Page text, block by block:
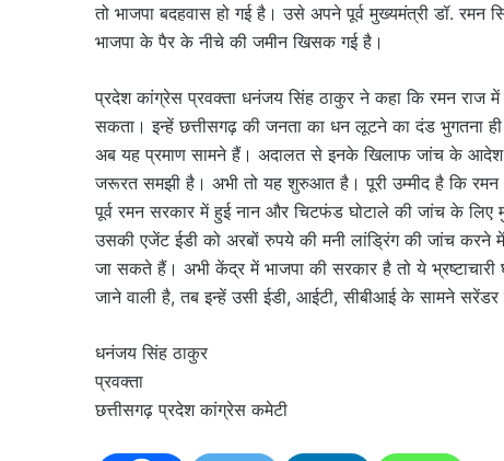
तो भाजपा बदहवास हो गई है। उसे अपने पूर्व मुख्यमंत्री डॉ.
भाजपा के पैर के नीचे की जमीन खिसक गई है।
प्रदेश कांग्रेस प्रवक्ता धनंजय सिंह ठाकुर ने कहा कि रमन राज में
सकता। इन्हें छत्तीसगढ़ की जनता का धन लूटने का दंड भुगतना ही
अब यह प्रमाण सामने हैं। अदालत से इनके खिलाफ जांच के आदेश
जरूरत समझी है। अभी तो यह शुरुआत है। पूरी उम्मीद है कि
पूर्व रमन सरकार में हुई नान और चिटफंड घोटाले की जांच के
उसकी एजेंट ईडी को अरबों रुपये की मनी लांड्रिंग की जांच
जा सकते हैं। अभी केंद्र में भाजपा की सरकार है तो ये
जाने वाली है, तब इन्हें उसी ईडी, आईटी, सीबीआई के सामने
धनंजय सिंह ठाकुर
प्रवक्ता
छत्तीसगढ़ प्रदेश कांग्रेस कमेटी